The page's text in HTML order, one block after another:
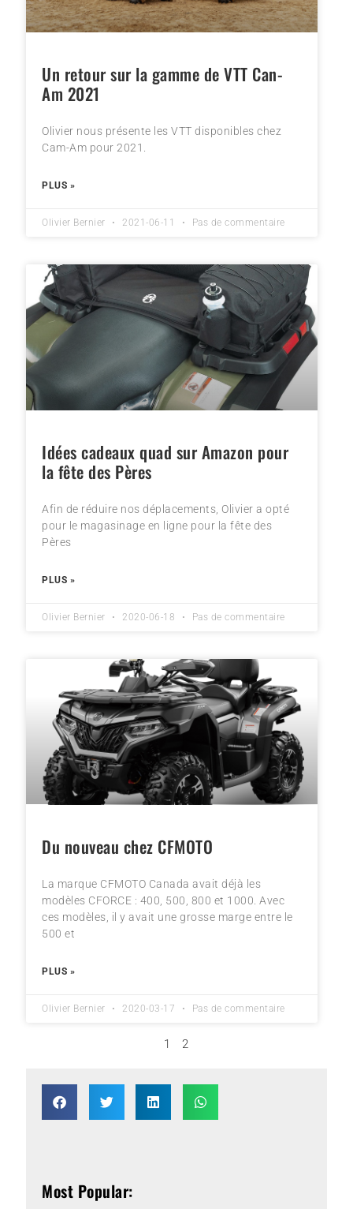
Un retour sur la gamme de VTT Can-
Am 2021
Olivier nous présente les VTT disponibles chez
Cam-Am pour 2021.
PLUS »
Olivier Bernier 2021-06-11 Pas de commentaire
Idées cadeaux quad sur Amazon pour
la fête des Pères
Afin de réduire nos déplacements, Olivier a opté
pour le magasinage en ligne pour la fête des
Pères
PLUS »
Olivier Bernier 2020-06-18 Pas de commentaire
Du nouveau chez CFMOTO
La marque CFMOTO Canada avait déjà les
modèles CFORCE : 400, 500, 800 et 1000. Avec
ces modèles, il y avait une grosse marge entre le
500 et
PLUS »
Olivier Bernier 2020-03-17 Pas de commentaire
1 2
Most Popular: